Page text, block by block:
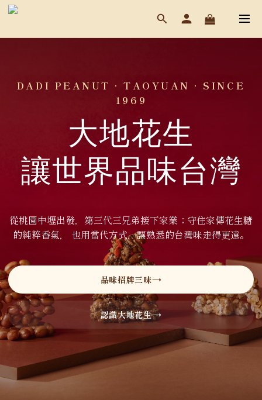
DADI PEANUT · TAOYUAN · SINCE
1969
大地花生
讓世界品味台灣
從桃園中壢出發，第三代三兄弟接下家業；守住家傳花生糖
的純粹香氣， 也用當代方式，讓熟悉的台灣味走得更遠。
品味招牌三味
認識大地花生